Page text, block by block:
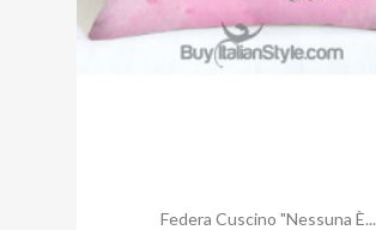
Federa Cuscino "Nessuna È...